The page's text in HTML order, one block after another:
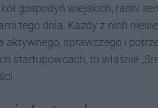
kół gospodyń wiejskich, radni
tego dnia. Każdy z nich
aktywnego, sprawczego i
startupowcach, to właśnie